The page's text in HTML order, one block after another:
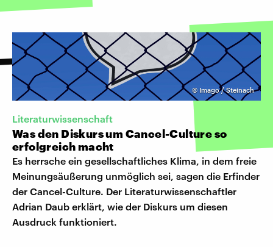
© Imago / Steinach
Literaturwissenschaft
Was den Diskurs um Cancel-Culture so
erfolgreich macht
Es herrsche ein gesellschaftliches Klima, in dem freie
Meinungsäußerung unmöglich sei, sagen die Erfinder
der Cancel-Culture. Der Literaturwissenschaftler
Adrian Daub erklärt, wie der Diskurs um diesen
Ausdruck funktioniert.